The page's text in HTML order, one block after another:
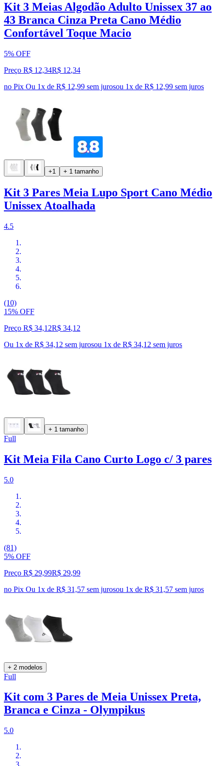
Kit 3 Meias Algodão Adulto Unissex 37 ao
43 Branca Cinza Preta Cano Médio
Confortável Toque Macio
5% OFF
Preço R$ 12,34R$ 12,34
no Pix Ou 1x de R$ 12,99 sem jurosou 1x de R$ 12,99 sem juros
+1 + 1 tamanho
Kit 3 Pares Meia Lupo Sport Cano Médio
Unissex Atoalhada
4.5
(10)
15% OFF
Preço R$ 34,12R$ 34,12
Ou 1x de R$ 34,12 sem jurosou 1x de R$ 34,12 sem juros
+ 1 tamanho
Full
Kit Meia Fila Cano Curto Logo c/ 3 pares
5.0
(81)
5% OFF
Preço R$ 29,99R$ 29,99
no Pix Ou 1x de R$ 31,57 sem jurosou 1x de R$ 31,57 sem juros
+ 2 modelos
Full
Kit com 3 Pares de Meia Unissex Preta,
Branca e Cinza - Olympikus
5.0